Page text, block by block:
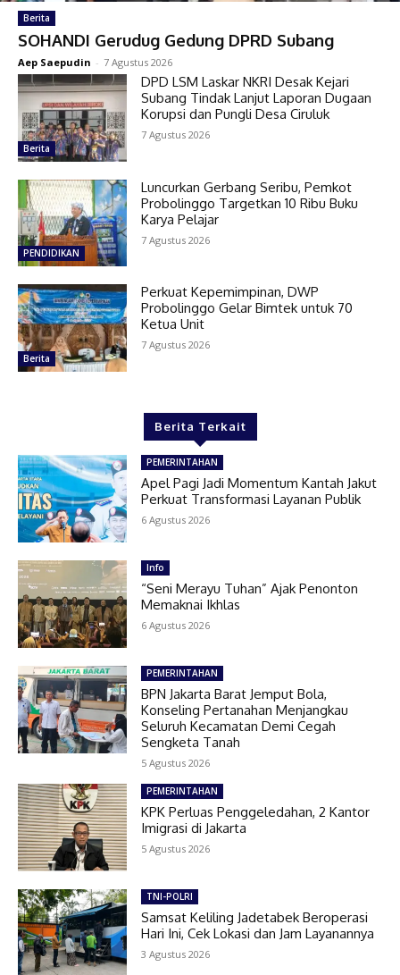
Berita
SOHANDI Gerudug Gedung DPRD Subang
Aep Saepudin - 7 Agustus 2026
Berita
DPD LSM Laskar NKRI Desak Kejari
Subang Tindak Lanjut Laporan Dugaan
Korupsi dan Pungli Desa Ciruluk
7 Agustus 2026
PENDIDIKAN
Luncurkan Gerbang Seribu, Pemkot
Probolinggo Targetkan 10 Ribu Buku
Karya Pelajar
7 Agustus 2026
Berita
Perkuat Kepemimpinan, DWP
Probolinggo Gelar Bimtek untuk 70
Ketua Unit
7 Agustus 2026
Berita Terkait
PEMERINTAHAN
Apel Pagi Jadi Momentum Kantah Jakut
Perkuat Transformasi Layanan Publik
6 Agustus 2026
Info
“Seni Merayu Tuhan” Ajak Penonton
Memaknai Ikhlas
6 Agustus 2026
PEMERINTAHAN
BPN Jakarta Barat Jemput Bola,
Konseling Pertanahan Menjangkau
Seluruh Kecamatan Demi Cegah
Sengketa Tanah
5 Agustus 2026
PEMERINTAHAN
KPK Perluas Penggeledahan, 2 Kantor
Imigrasi di Jakarta
5 Agustus 2026
TNI-POLRI
Samsat Keliling Jadetabek Beroperasi
Hari Ini, Cek Lokasi dan Jam Layanannya
3 Agustus 2026